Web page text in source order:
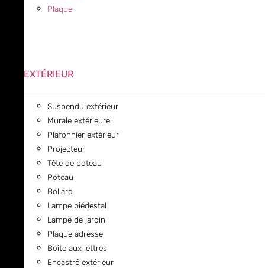
Plaque
EXTÉRIEUR
Suspendu extérieur
Murale extérieure
Plafonnier extérieur
Projecteur
Tête de poteau
Poteau
Bollard
Lampe piédestal
Lampe de jardin
Plaque adresse
Boîte aux lettres
Encastré extérieur